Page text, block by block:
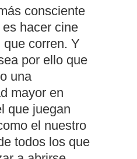
consciente
hacer cine
corren. Y
por ello que
una
mayor en
que juegan
el nuestro
todos los que